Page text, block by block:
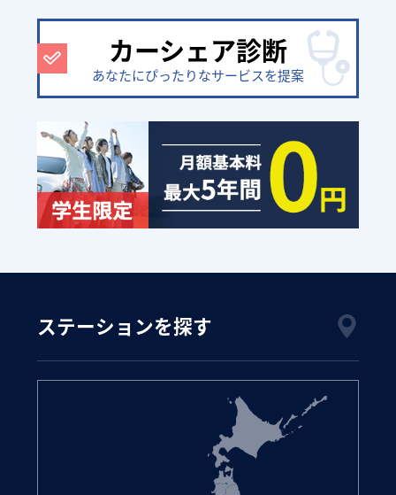
カーシェア診断
あなたにぴったりなサービスを提案
ステーションを探す